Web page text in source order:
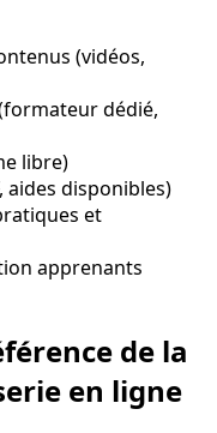
(vidéos,
dédié,
libre)
aides disponibles)
et
apprenants
de la
en ligne